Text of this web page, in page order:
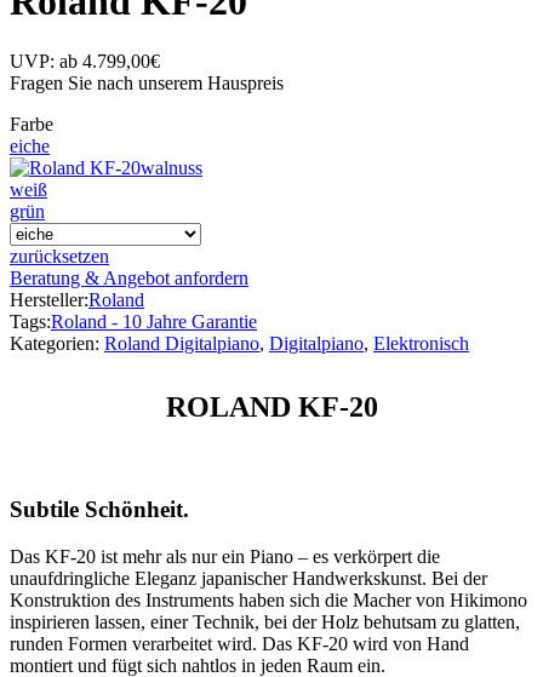
UVP: ab 4.799,00€
Fragen Sie nach unserem Hauspreis
Farbe
eiche
walnuss
weiß
grün
zurücksetzen
Beratung & Angebot anfordern
Hersteller:Roland
Tags:Roland - 10 Jahre Garantie
Kategorien: Roland Digitalpiano, Digitalpiano, Elektronisch
ROLAND KF-20
Subtile Schönheit.
Das KF-20 ist mehr als nur ein Piano – es verkörpert die
unaufdringliche Eleganz japanischer Handwerkskunst. Bei der
Konstruktion des Instruments haben sich die Macher von Hikimono
inspirieren lassen, einer Technik, bei der Holz behutsam zu glatten,
runden Formen verarbeitet wird. Das KF-20 wird von Hand
montiert und fügt sich nahtlos in jeden Raum ein.